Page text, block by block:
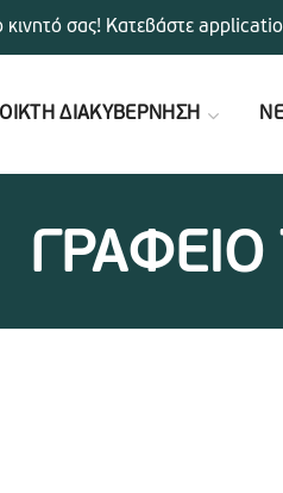
ΔΙΑΚΥΒΕΡΝΗΣΗ
κινητό σας! Κατεβάστε